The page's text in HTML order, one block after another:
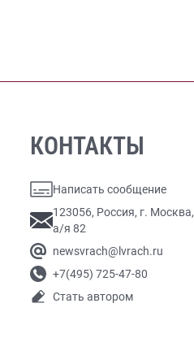
КОНТАКТЫ
Написать сообщение
123056, Россия, г. Москва,
а/я 82
newsvrach@lvrach.ru
+7(495) 725-47-80
Стать автором